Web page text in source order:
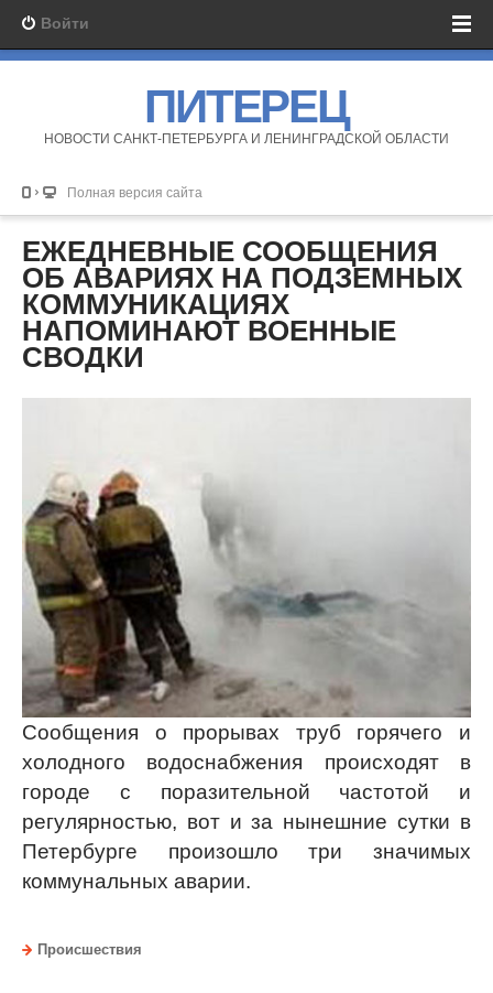
Войти
ПИТЕРЕЦ
НОВОСТИ САНКТ-ПЕТЕРБУРГА И ЛЕНИНГРАДСКОЙ ОБЛАСТИ
Полная версия сайта
ЕЖЕДНЕВНЫЕ СООБЩЕНИЯ
ОБ АВАРИЯХ НА ПОДЗЕМНЫХ
КОММУНИКАЦИЯХ
НАПОМИНАЮТ ВОЕННЫЕ
СВОДКИ
Сообщения о прорывах труб горячего и
холодного водоснабжения происходят в
городе с поразительной частотой и
регулярностью, вот и за нынешние сутки в
Петербурге произошло три значимых
коммунальных аварии.
Происшествия